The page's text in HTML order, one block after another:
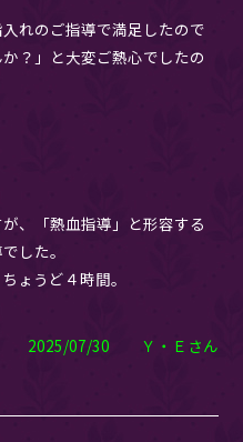
れのご指導で満足したので
？」と大変ご熱心でしたの
、「熱血指導」と形容する
した。
ょうど４時間。
2025/07/30 Ｙ・Ｅさん